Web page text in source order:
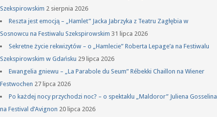
Szekspirowskim 2 sierpnia 2026
Reszta jest emocją – „Hamlet” Jacka Jabrzyka z Teatru Zagłębia w
Sosnowcu na Festiwalu Szekspirowskim 31 lipca 2026
Sekretne życie rekwizytów – o „Hamlecie” Roberta Lepage’a na Festiwalu
Szekspirowskim w Gdańsku 29 lipca 2026
Ewangelia gniewu – „La Parabole du Seum” Rébekki Chaillon na Wiener
Festwochen 27 lipca 2026
Po każdej nocy przychodzi noc? – o spektaklu „Maldoror” Juliena Gosselina
na Festival d’Avignon 20 lipca 2026